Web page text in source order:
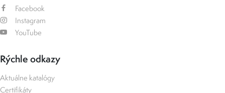
Facebook
Instagram
YouTube
Rýchle odkazy
Aktuálne katalógy
Certifikáty